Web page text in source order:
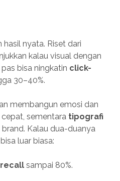
nyata. Riset dari
kalau visual dengan
bisa ningkatin click-
30–40%.
membangun emosi dan
sementara tipografi
Kalau dua-duanya
luar biasa:
sampai 80%.